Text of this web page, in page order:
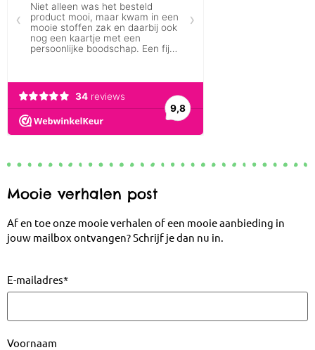
Mooie verhalen post
Af en toe onze mooie verhalen of een mooie aanbieding in
jouw mailbox ontvangen? Schrijf je dan nu in.
E-mailadres*
Voornaam